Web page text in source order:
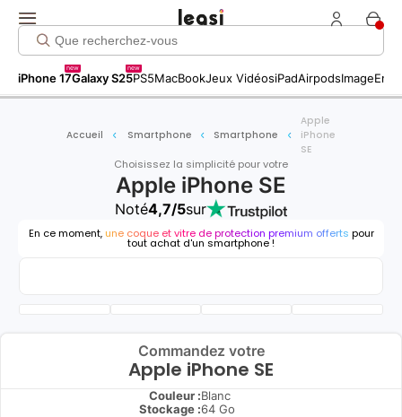
iPhone 17
new
Galaxy S25
new
PS5MacBookJeux VidéosiPadAirpodsImage
Accueil Smartphone Smartphone
Apple
iPhone
SE
Choisissez la simplicité pour votre
Apple iPhone SE
Noté4,7/5sur
En ce moment, une coque et vitre de protection premium offerts pour
tout achat d'un smartphone !
Commandez votre
Apple iPhone SE
Couleur :Blanc
Stockage :64 Go